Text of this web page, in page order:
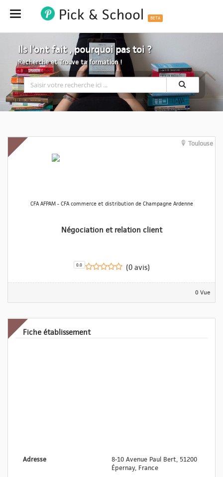
Hide Pick & School BETA
Ils l'ont fait , pourquoi pas toi ?
Recherche et Trouve ta formation !
Toulouse
CFA AFPAM - CFA commerce et distribution de Champagne Ardenne
Négociation et relation client
0.0 (0 avis)
0 Vue
Fiche établissement
Adresse
8-10 Avenue Paul Bert, 51200
Épernay, France